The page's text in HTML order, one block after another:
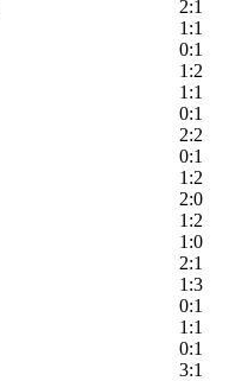
2:1
1:1
0:1
1:2
1:1
0:1
2:2
0:1
1:2
2:0
1:2
1:0
2:1
1:3
0:1
1:1
0:1
3:1